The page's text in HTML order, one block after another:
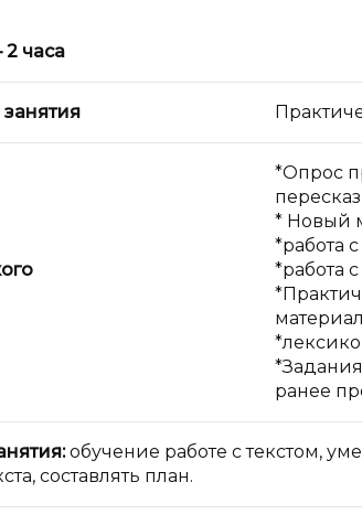
часа
*Опрос
* Новый
*работа
*работа
ранее
обучение работе с текстом,
составлять план.